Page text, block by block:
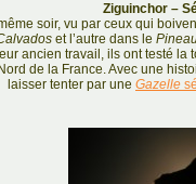
Ziguinchor –
soir, vu par ceux qui
et l’autre dans le
ancien travail, ils ont testé la
de la France. Avec une
laisser tenter par une Gazelle